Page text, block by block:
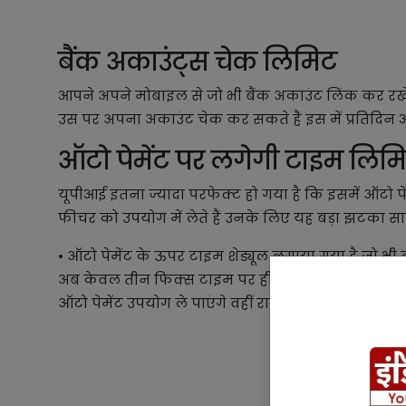
बैंक अकाउंट्स चेक लिमिट
आपने अपने मोबाइल से जो भी बैंक अकाउंट लिंक कर रखे
उस पर अपना अकाउंट चेक कर सकते हैं इस में
ऑटो पेमेंट पर लगेगी टाइम
यूपीआई इतना ज्यादा परफेक्ट हो गया है कि इसमें
फीचर को उपयोग में लेते हैं उनके लिए यह बड़ा झटका
• ऑटो पेमेंट के ऊपर टाइम शेड्यूल लगाया गया है जो
अब केवल तीन फिक्स टाइम पर ही ऑटो पेमेंट हो
ऑटो पेमेंट उपयोग ले पाएंगे वहीं रात 9:30 के बाद ऑटो